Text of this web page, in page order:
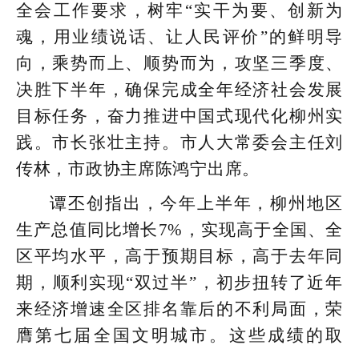
全会工作要求，树牢“实干为要、创新为
魂，用业绩说话、让人民评价”的鲜明导
向，乘势而上、顺势而为，攻坚三季度、
决胜下半年，确保完成全年经济社会发展
目标任务，奋力推进中国式现代化柳州实
践。市长张壮主持。市人大常委会主任刘
传林，市政协主席陈鸿宁出席。
谭丕创指出，今年上半年，柳州地区
生产总值同比增长7%，实现高于全国、全
区平均水平，高于预期目标，高于去年同
期，顺利实现“双过半”，初步扭转了近年
来经济增速全区排名靠后的不利局面，荣
膺第七届全国文明城市。这些成绩的取